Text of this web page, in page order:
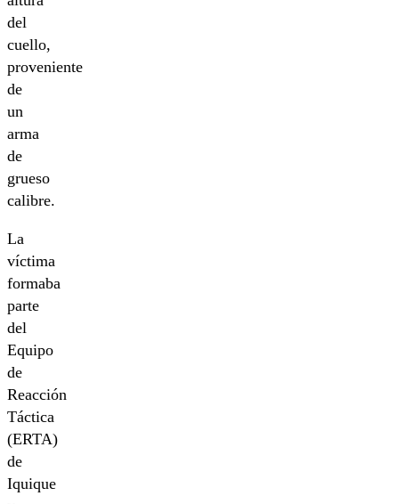
del
cuello,
proveniente
de
un
arma
de
grueso
calibre.
La
víctima
formaba
parte
del
Equipo
de
Reacción
Táctica
(ERTA)
de
Iquique